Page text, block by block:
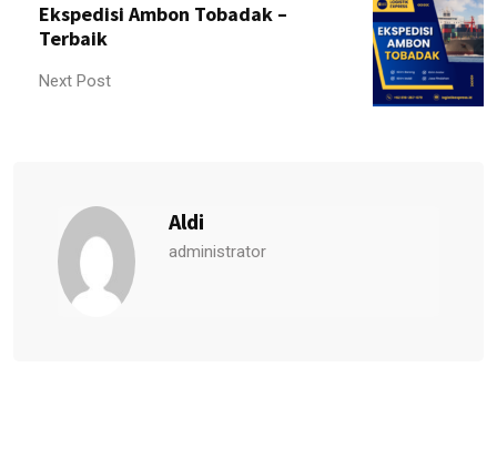
Ekspedisi Ambon Tobadak –
Terbaik
Next Post
Aldi
administrator